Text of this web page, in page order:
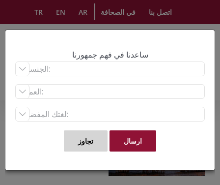
content
اتصل بنا في الصحافة AR
EN
TR
ساعدنا في فهم جمهورنا


